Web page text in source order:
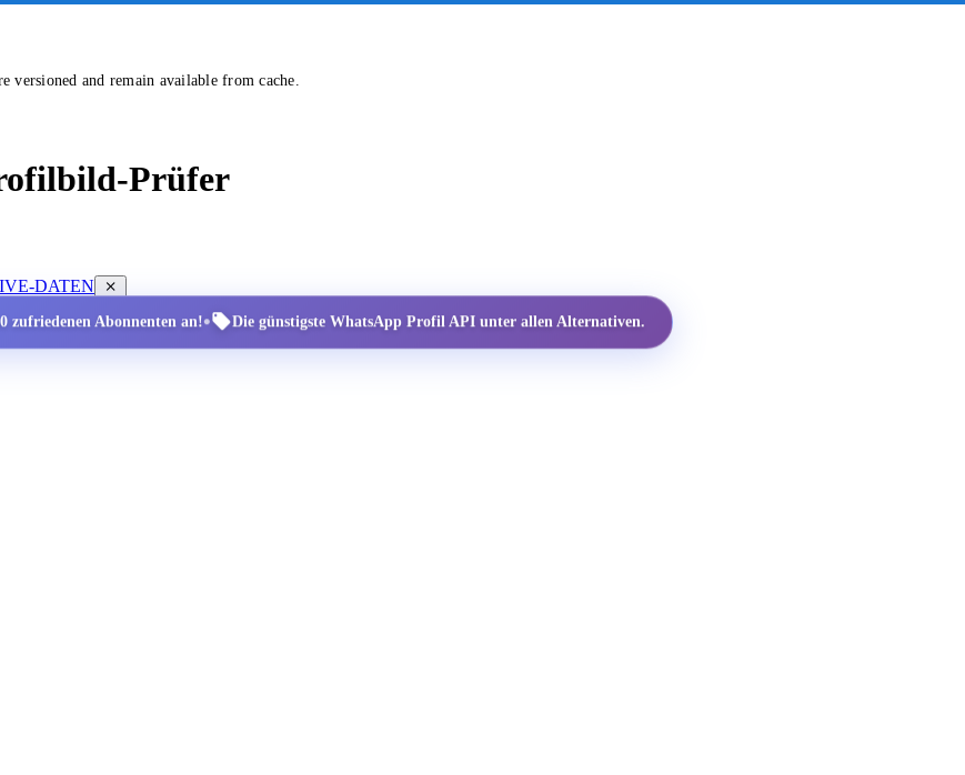
versioned and remain available from cache.
Prüfer
DATEN
zufriedenen Abonnenten an!• Die günstigste WhatsApp Profil API unter allen Alternativen.